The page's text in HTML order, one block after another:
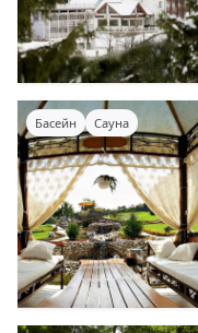
Басейн Сауна